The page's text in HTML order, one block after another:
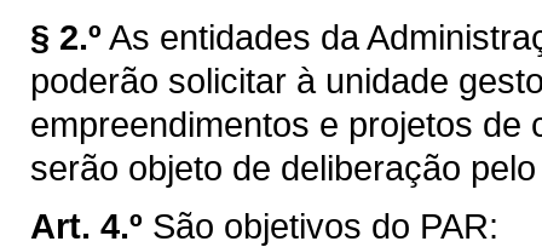
§ 2.º As entidades da
poderão solicitar à unidade
empreendimentos e projetos de
serão objeto de deliberação
Art. 4.º São objetivos do PAR: